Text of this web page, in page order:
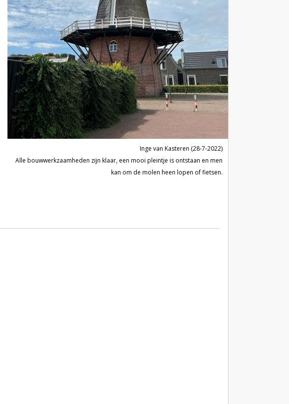
Inge van Kasteren (28-7-2022)
Alle bouwwerkzaamheden zijn klaar, een mooi pleintje is ontstaan en men
kan om de molen heen lopen of fietsen.